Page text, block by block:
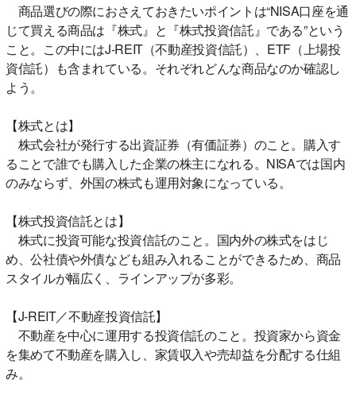
商品選びの際におさえておきたいポイントは“NISA口座を通
じて買える商品は『株式』と『株式投資信託』である”という
こと。この中にはJ-REIT（不動産投資信託）、ETF（上場投
資信託）も含まれている。それぞれどんな商品なのか確認し
よう。
【株式とは】
株式会社が発行する出資証券（有価証券）のこと。購入す
ることで誰でも購入した企業の株主になれる。NISAでは国内
のみならず、外国の株式も運用対象になっている。
【株式投資信託とは】
株式に投資可能な投資信託のこと。国内外の株式をはじ
め、公社債や外債なども組み入れることができるため、商品
スタイルが幅広く、ラインアップが多彩。
【J-REIT／不動産投資信託】
不動産を中心に運用する投資信託のこと。投資家から資金
を集めて不動産を購入し、家賃収入や売却益を分配する仕組
み。